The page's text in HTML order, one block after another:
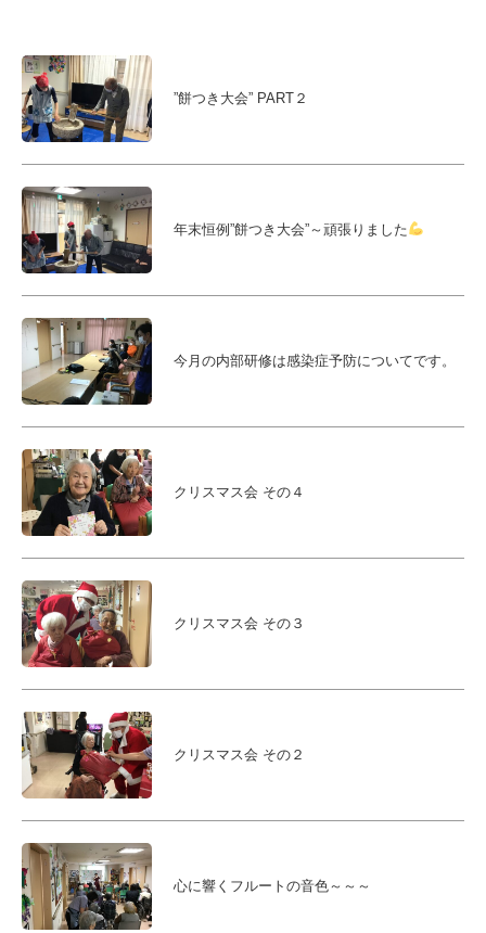
”餅つき大会” PART２
年末恒例”餅つき大会”～頑張りました
今月の内部研修は感染症予防についてです。
クリスマス会 その４
クリスマス会 その３
クリスマス会 その２
心に響くフルートの音色～～～